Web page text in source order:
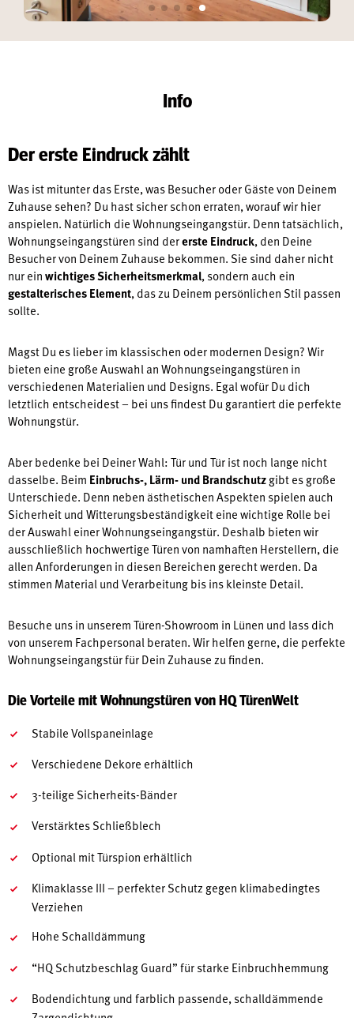
Info
Der erste Eindruck zählt
Was ist mitunter das Erste, was Besucher oder Gäste von Deinem
Zuhause sehen? Du hast sicher schon erraten, worauf wir hier
anspielen. Natürlich die Wohnungseingangstür. Denn tatsächlich,
Wohnungseingangstüren sind dererste Eindruck, den Deine
Besucher von Deinem Zuhause bekommen. Sie sind daher nicht
nur einwichtiges Sicherheitsmerkmal, sondern auch ein
gestalterisches Element, das zu Deinem persönlichen Stil passen
sollte.
Magst Du es lieber im klassischen oder modernen Design? Wir
bieten eine große Auswahl an Wohnungseingangstüren in
verschiedenen Materialien und Designs. Egal wofür Du dich
letztlich entscheidest – bei uns findest Du garantiert die perfekte
Wohnungstür.
Aber bedenke bei Deiner Wahl: Tür und Tür ist noch lange nicht
dasselbe. Beim Einbruchs-, Lärm- und Brandschutzgibt es große
Unterschiede. Denn neben ästhetischen Aspekten spielen auch
Sicherheit und Witterungsbeständigkeit eine wichtige Rolle bei
der Auswahl einer Wohnungseingangstür. Deshalb bieten wir
ausschließlich hochwertige Türen von namhaften Herstellern, die
allen Anforderungen in diesen Bereichen gerecht werden. Da
stimmen Material und Verarbeitung bis ins kleinste Detail.
Besuche uns in unserem Türen-Showroom in Lünen und lass dich
von unserem Fachpersonal beraten. Wir helfen gerne, die perfekte
Wohnungseingangstür für Dein Zuhause zu finden.
Die Vorteile mit Wohnungstüren von HQ TürenWelt
Stabile Vollspaneinlage
Verschiedene Dekore erhältlich
3-teilige Sicherheits-Bänder
Verstärktes Schließblech
Optional mit Türspion erhältlich
Klimaklasse III – perfekter Schutz gegen klimabedingtes
Verziehen
Hohe Schalldämmung
“HQ Schutzbeschlag Guard” für starke Einbruchhemmung
Bodendichtung und farblich passende, schalldämmende